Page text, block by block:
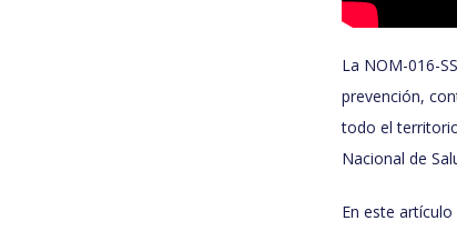
La NOM-016-
prevención,
todo el
Nacional de
En este